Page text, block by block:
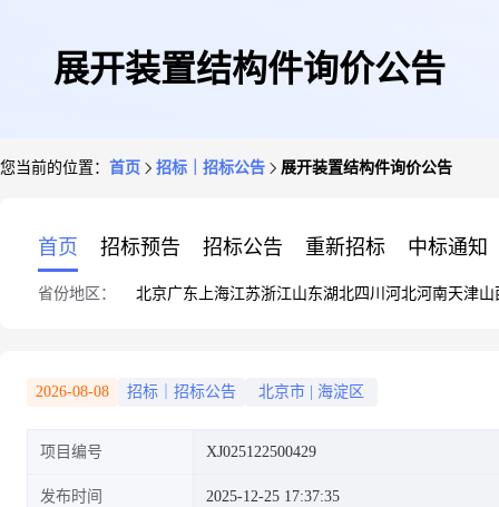
展开装置结构件询价公告
您当前的位置： 首页 招标｜招标公告 展开装置结构件询价公告
首页 招标预告 招标公告 重新招标 中标通知
省份地区： 北京广东 上海江苏浙江山东湖北四川 河北河南天津山
2026-08-08 招标｜招标公告 北京市 海淀区
项目编号 XJ025122500429
发布时间 2025-12-25 17:37:35